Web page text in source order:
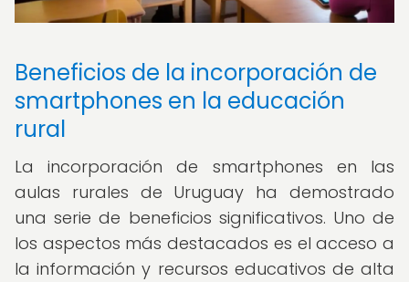
Beneficios de la incorporación de
smartphones en la educación
rural
La incorporación de smartphones en las
aulas rurales de Uruguay ha demostrado
una serie de beneficios significativos. Uno de
los aspectos más destacados es el acceso a
la información y recursos educativos de alta